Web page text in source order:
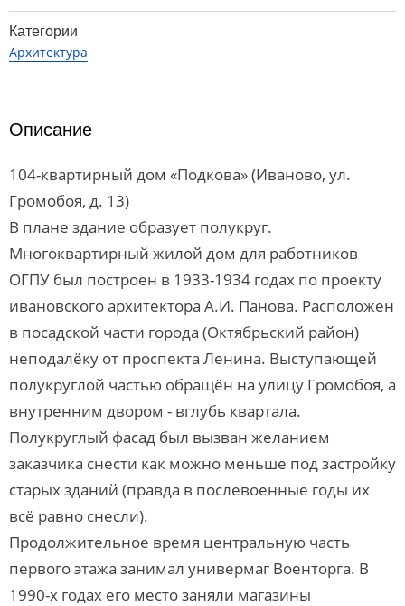
Категории
Архитектура
Описание
104-квартирный дом «Подкова» (Иваново, ул.
Громобоя, д. 13)
В плане здание образует полукруг.
Многоквартирный жилой дом для работников
ОГПУ был построен в 1933-1934 годах по проекту
ивановского архитектора А.И. Панова. Расположен
в посадской части города (Октябрьский район)
неподалёку от проспекта Ленина. Выступающей
полукруглой частью обращён на улицу Громобоя, а
внутренним двором - вглубь квартала.
Полукруглый фасад был вызван желанием
заказчика снести как можно меньше под застройку
старых зданий (правда в послевоенные годы их
всё равно снесли).
Продолжительное время центральную часть
первого этажа занимал универмаг Военторга. В
1990-х годах его место заняли магазины